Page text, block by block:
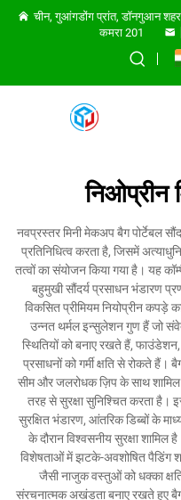
चीन, गुआंगडोंग प्रांत, डॉनगुआन
कमरा 201
निओप्रीन
नवप्रस्तर मिनी मेकअप बैग पोर्टेबल
प्रतिनिधित्व करता है, जिसमें
तत्वों का संयोजन किया गया है। यह
बहुमुखी सौंदर्य प्रसाधन भंडारण
विकसित प्रीमियम नियोप्रीन कपड़े
उन्नत थर्मल इन्सुलेशन गुण हैं जो
स्थितियों को बनाए रखते हैं,
प्रसाधनों को गर्मी क्षति से रोकते
सीम और जलरोधक ज़िप के साथ शामिल
तरह से सुरक्षा सुनिश्चित करता
सुरक्षित भंडारण, आंतरिक डिब्बों के
के दौरान विश्वसनीय सुरक्षा
विशेषताओं में झटके-अवशोषित पैडिंग
जैसी नाजुक वस्तुओं को धक्का
संरचनात्मक अखंडता बनाए रखते हुए